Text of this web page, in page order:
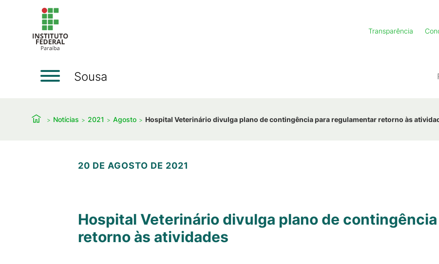
Transparência
Sousa
Notícias 2021 Agosto Hospital Veterinário divulga plano de contingência para regulamentar retorno às
20 DE AGOSTO DE 2021
Hospital Veterinário divulga plano de
retorno às atividades